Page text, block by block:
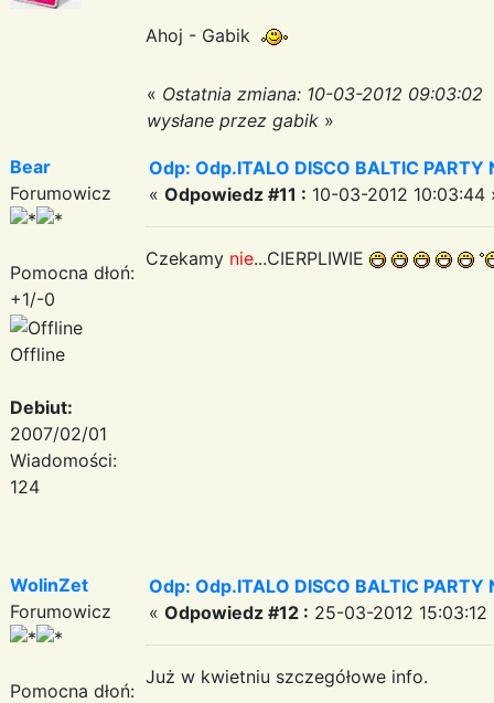
Ahoj - Gabik
« Ostatnia zmiana: 10-03-2012 09:03:02
wysłane przez gabik »
Bear
Forumowicz
Pomocna dłoń:
+1/-0
Offline
Debiut:
2007/02/01
Wiadomości:
124
Odp: Odp.ITALO DISCO BALTIC PARTY
« Odpowiedz #11 : 10-03-2012 10:03:44
Czekamy nie...CIERPLIWIE
WolinZet
Forumowicz
Pomocna dłoń:
Odp: Odp.ITALO DISCO BALTIC PARTY
« Odpowiedz #12 : 25-03-2012 15:03:12
Już w kwietniu szczegółowe info.